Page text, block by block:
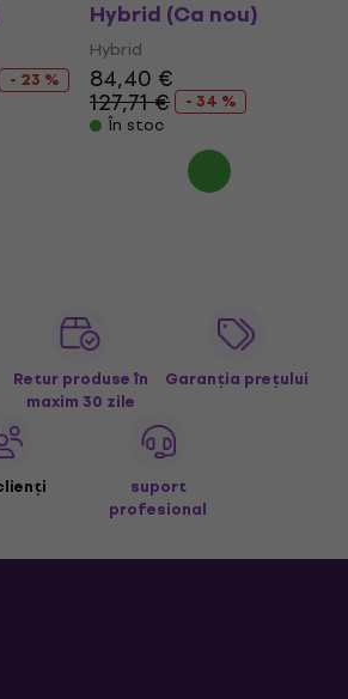
- 23 %
Hybrid (Ca nou)
Hybrid
84,40 €
127,71 €
- 34 %
În stoc
Retur produse în
maxim 30 zile
Garanția prețului
suport
profesional